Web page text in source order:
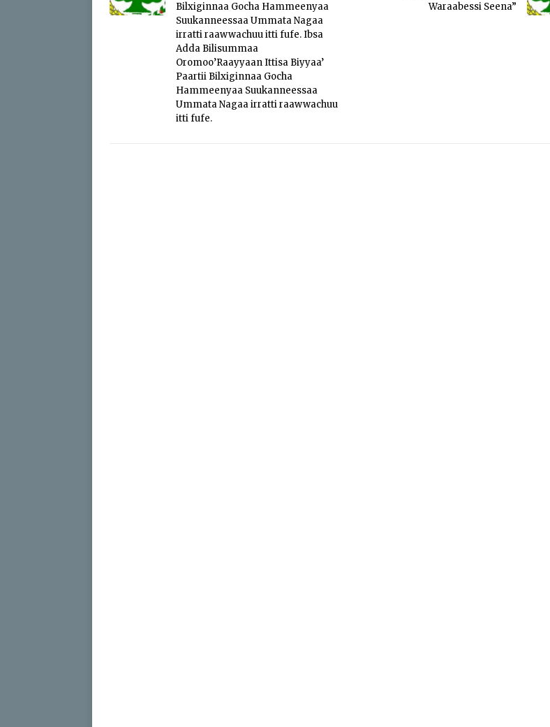
Bilxiginnaa Gocha Hammeenyaa
Suukanneessaa Ummata Nagaa
irratti raawwachuu itti fufe. Ibsa
Adda Bilisummaa
Oromoo’Raayyaan Ittisa Biyyaa’
Paartii Bilxiginnaa Gocha
Hammeenyaa Suukanneessaa
Ummata Nagaa irratti raawwachuu
itti fufe.
Waraabessi Seena”